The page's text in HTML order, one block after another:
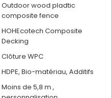
Outdoor wood pladtic
composite fence
HOHEcotech Composite
Decking
Clôture WPC
HDPE, Bio-matériau, Additifs
Moins de 5,8 m ,